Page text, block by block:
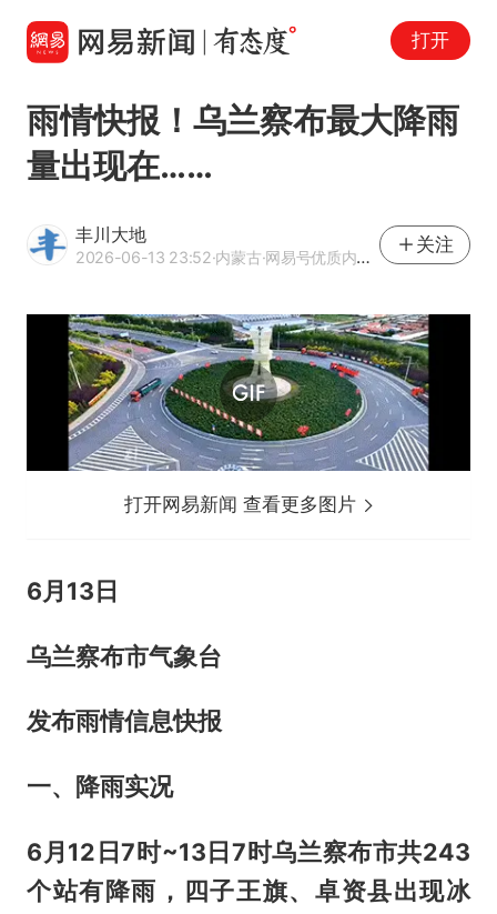
打开
雨情快报！乌兰察布最大降雨
量出现在……
丰川大地
2026-06-13 23:52·内蒙古·网易号优质内容创作者
关注
打开网易新闻 查看更多图片
6月13日
乌兰察布市气象台
发布雨情信息快报
一、降雨实况
6月12日7时~13日7时乌兰察布市共243
个站有降雨，四子王旗、卓资县出现冰